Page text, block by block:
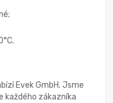
Evek GmbH. Jsme
každého zákazníka